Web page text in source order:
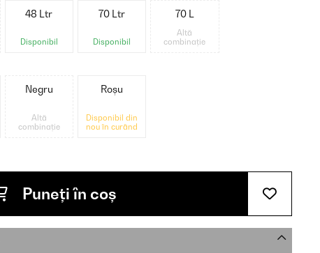
48 Ltr
Disponibil
70 Ltr
Disponibil
70 L
Altă
combinație
Negru
Altă
combinație
Roșu
Disponibil din
nou în curând
Puneți în coș